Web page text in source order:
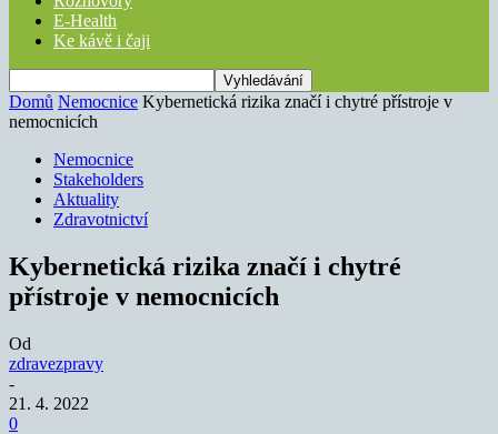
E-Health
Ke kávě i čaji
Domů Nemocnice Kybernetická rizika značí i chytré přístroje v
nemocnicích
Nemocnice
Stakeholders
Aktuality
Zdravotnictví
Kybernetická rizika značí i chytré
přístroje v nemocnicích
Od
zdravezpravy
-
21. 4. 2022
0